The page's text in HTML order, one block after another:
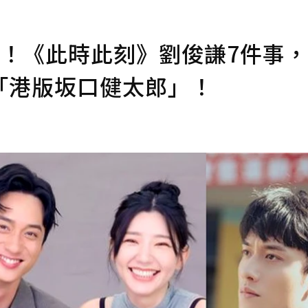
《此時此刻》劉俊謙7件事
版坂口健太郎」！